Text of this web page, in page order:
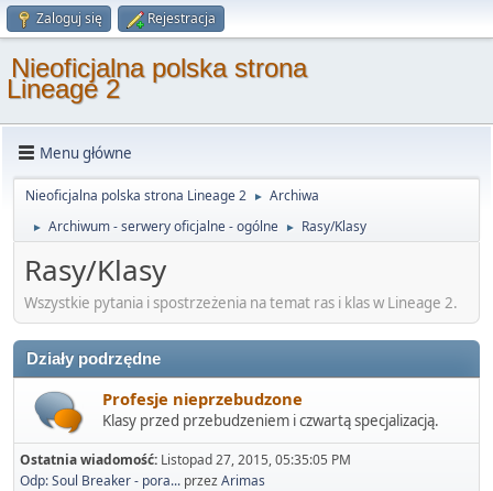
Zaloguj się Rejestracja
Nieoficjalna polska strona
Lineage 2
Menu główne
Nieoficjalna polska strona Lineage 2 ► Archiwa
► Archiwum - serwery oficjalne - ogólne ► Rasy/Klasy
Rasy/Klasy
Wszystkie pytania i spostrzeżenia na temat ras i klas w Lineage 2.
Działy podrzędne
Profesje nieprzebudzone
Klasy przed przebudzeniem i czwartą specjalizacją.
Ostatnia wiadomość: Listopad 27, 2015, 05:35:05 PM
Odp: Soul Breaker - pora... przezArimas